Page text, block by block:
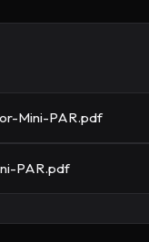
Mini-PAR.pdf
PAR.pdf